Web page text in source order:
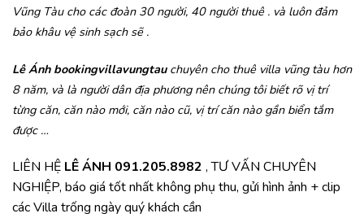
Vũng Tàu cho các đoàn 30 người, 40 người thuê . và luôn đảm
bảo khâu vệ sinh sạch sẽ .
Lê Ánh bookingvillavungtauchuyên cho thuê villa vũng tàu hơn
8 năm, và là người dân địa phương nên chúng tôi biết rõ vị trí
từng căn, căn nào mới, căn nào cũ, vị trí căn nào gần biển tắm
được …
LIÊN HỆ LÊ ÁNH 091.205.8982 , TƯ VẤN CHUYÊN
NGHIỆP, báo giá tốt nhất không phụ thu, gửi hình ảnh + clip
các Villa trống ngày quý khách cần